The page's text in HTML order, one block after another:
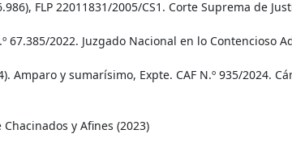
FLP 22011831/2005/CS1. Corte Suprema de
67.385/2022. Juzgado Nacional en lo Contencioso
y sumarísimo, Expte. CAF N.º 935/2024.
y Afines (2023)